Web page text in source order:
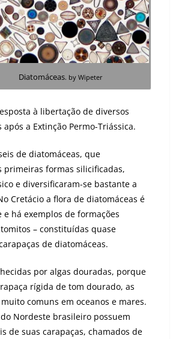
Diatomáceas. by Wipeter
à libertação de diversos
após a Extinção Permo-Triássica.
de diatomáceas, que
primeiras formas silicificadas,
e diversificaram-se bastante a
Cretácio a flora de diatomáceas é
há exemplos de formações
– constituídas quase
de diatomáceas.
por algas douradas, porque
rígida de tom dourado, as
comuns em oceanos e mares.
Nordeste brasileiro possuem
de suas carapaças, chamados de